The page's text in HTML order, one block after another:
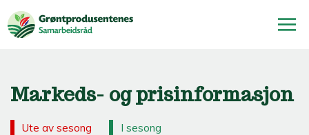
Markeds- og prisinformasjon
Ute av sesong I sesong